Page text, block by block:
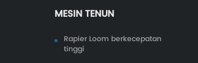
MESIN TENUN
Rapier Loom berkecepatan
tinggi